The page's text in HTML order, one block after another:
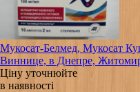
Мукосат-Белмед, Мукосат
Виннице, в Днепре,
Ціну уточнюйте
в наявності